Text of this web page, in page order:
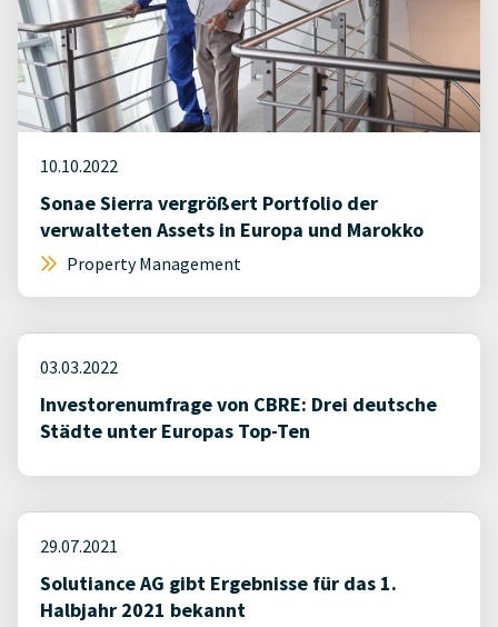
10.10.2022
Sonae Sierra vergrößert Portfolio der
verwalteten Assets in Europa und Marokko
Property Management
03.03.2022
Investorenumfrage von CBRE: Drei deutsche
Städte unter Europas Top-Ten
29.07.2021
Solutiance AG gibt Ergebnisse für das 1.
Halbjahr 2021 bekannt